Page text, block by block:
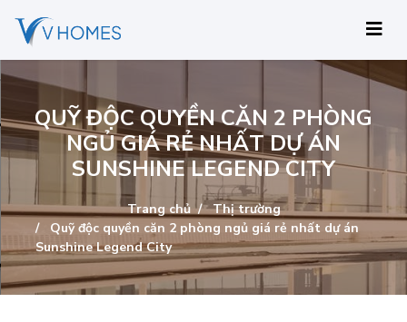
QUỸ ĐỘC QUYỀN CĂN 2 PHÒNG
NGỦ GIÁ RẺ NHẤT DỰ ÁN
SUNSHINE LEGEND CITY
Trang chủ
Thị trường
Quỹ độc quyền căn 2 phòng ngủ giá rẻ nhất dự án
Sunshine Legend City